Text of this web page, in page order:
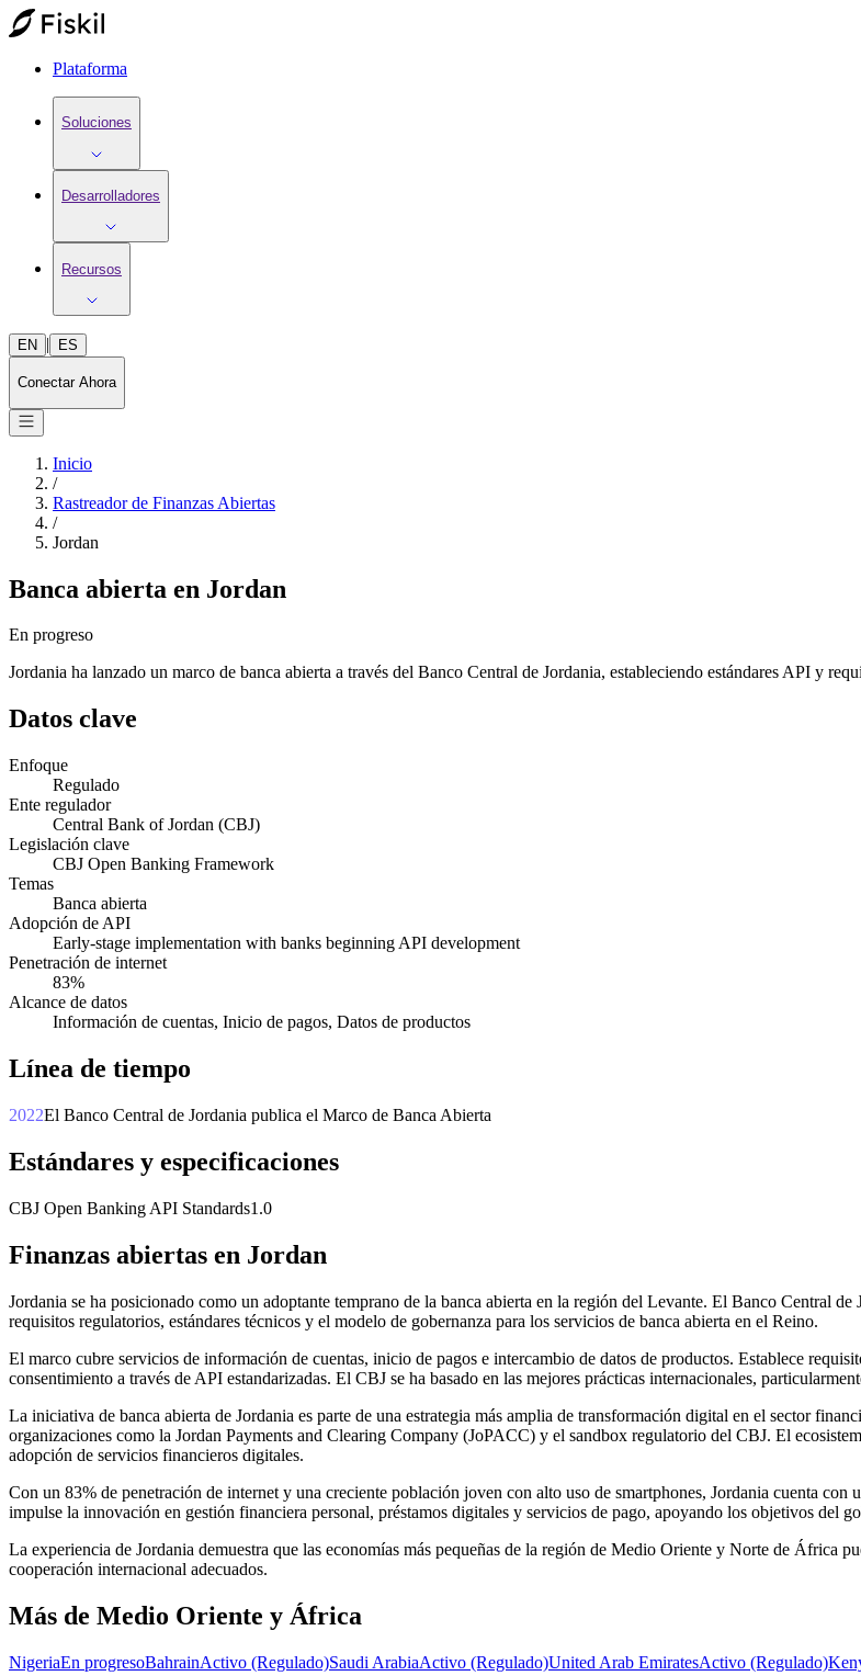
Plataforma
Soluciones
Desarrolladores
Recursos
EN | ES
Conectar Ahora
Inicio
/
Rastreador de Finanzas Abiertas
/
Jordan
Banca abierta en Jordan
En progreso
Jordania ha lanzado un marco de banca abierta a través del Banco Central de Jordania, estableciendo estándares API y
Datos clave
Enfoque
Regulado
Ente regulador
Central Bank of Jordan (CBJ)
Legislación clave
CBJ Open Banking Framework
Temas
Banca abierta
Adopción de API
Early-stage implementation with banks beginning API development
Penetración de internet
83%
Alcance de datos
Información de cuentas, Inicio de pagos, Datos de productos
Línea de tiempo
2022El Banco Central de Jordania publica el Marco de Banca Abierta
Estándares y especificaciones
CBJ Open Banking API Standards1.0
Finanzas abiertas en Jordan
Jordania se ha posicionado como un adoptante temprano de la banca abierta en la región del Levante. El Banco Central
requisitos regulatorios, estándares técnicos y el modelo de gobernanza para los servicios de banca abierta en el Reino.
El marco cubre servicios de información de cuentas, inicio de pagos e intercambio de datos de productos. Establece
consentimiento a través de API estandarizadas. El CBJ se ha basado en las mejores prácticas internacionales,
La iniciativa de banca abierta de Jordania es parte de una estrategia más amplia de transformación digital en el sector
organizaciones como la Jordan Payments and Clearing Company (JoPACC) y el sandbox regulatorio del CBJ. El
adopción de servicios financieros digitales.
Con un 83% de penetración de internet y una creciente población joven con alto uso de smartphones, Jordania cuenta con
impulse la innovación en gestión financiera personal, préstamos digitales y servicios de pago, apoyando los objetivos del
La experiencia de Jordania demuestra que las economías más pequeñas de la región de Medio Oriente y Norte de África
cooperación internacional adecuados.
Más de Medio Oriente y África
NigeriaEn progresoBahrainActivo (Regulado)Saudi ArabiaActivo (Regulado)United Arab EmiratesActivo (Regulado)